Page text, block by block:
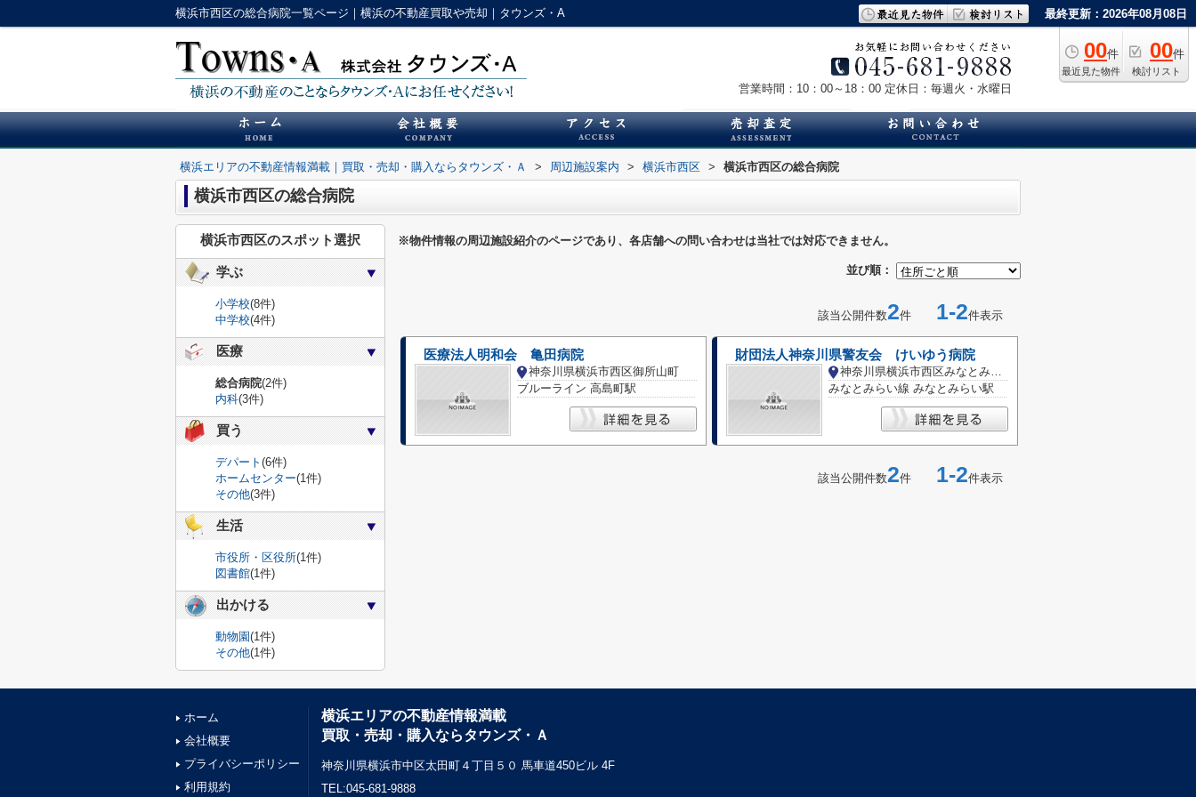
横浜市西区の総合病院一覧ページ｜横浜の不動産買取や売却｜タウンズ・A 最終更新：2026年08月08日
00件
最近見た物件
00件
検討リスト
営業時間：10：00～18：00 定休日：毎週火・水曜日
横浜エリアの不動産情報満載｜買取・売却・購入ならタウンズ・Ａ > 周辺施設案内 > 横浜市西区 > 横浜市西区の総合病院
横浜市西区の総合病院
※物件情報の周辺施設紹介のページであり、各店舗への問い合わせは当社では対応できません。
並び順：
該当公開件数2件 1-2件表示
医療法人明和会 亀田病院
神奈川県横浜市西区御所山町
ブルーライン 高島町駅
財団法人神奈川県警友会 けいゆう病院
神奈川県横浜市西区みなとみらい３丁目
みなとみらい線 みなとみらい駅
該当公開件数2件 1-2件表示
横浜市西区のスポット選択
学ぶ
小学校(8件)
中学校(4件)
医療
総合病院(2件)
内科(3件)
買う
デパート (6件)
ホームセンター(1件)
その他(3件)
生活
市役所・区役所(1件)
図書館(1件)
出かける
動物園(1件)
その他(1件)
ホーム
会社概要
プライバシーポリシー
利用規約
横浜エリアの不動産情報満載
買取・売却・購入ならタウンズ・Ａ
神奈川県横浜市中区太田町４丁目５０ 馬車道450ビル 4F
TEL:045-681-9888